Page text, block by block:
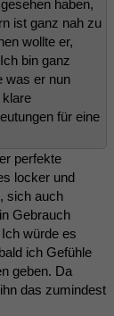
haben,
ist ganz nah zu
wollte er,
bin ganz
was er nun
klare
für eine
perfekte
locker und
sich auch
Gebrauch
würde es
ich Gefühle
geben. Da
das zumindest